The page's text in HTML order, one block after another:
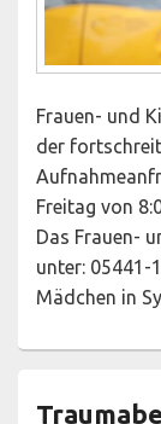
Frauen- und
der
Freitag von
Das Frauen-
unter: 05441-
Mädchen in